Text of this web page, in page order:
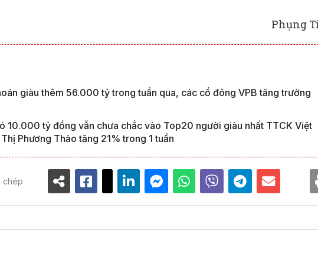
Phụng
giàu thêm 56.000 tỷ trong tuần qua, các cổ đông VPB tăng trưởng
10.000 tỷ đồng vẫn chưa chắc vào Top20 người giàu nhất TTCK Việt
Phương Thảo tăng 21% trong 1 tuần
chép